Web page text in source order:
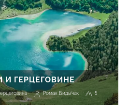
И ГЕРЦЕГОВИНЕ
Роман Бидычак
5